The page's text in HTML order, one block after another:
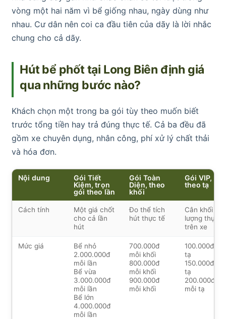
vòng một hai năm vì bể giống nhau, ngày dùng như
nhau. Cư dân nên coi ca đầu tiên của dãy là lời nhắc
chung cho cả dãy.
Hút bể phốt tại Long Biên định giá
qua những bước nào?
Khách chọn một trong ba gói tùy theo muốn biết
trước tổng tiền hay trả đúng thực tế. Cả ba đều đã
gồm xe chuyên dụng, nhân công, phí xử lý chất thải
và hóa đơn.
Nội dung
Gói Tiết
Kiệm, trọn
gói theo lần
Gói Toàn
Diện, theo
khối
Gói VIP,
theo tạ
Cách tính
Một giá chốt
cho cả lần
hút
Đo thể tích
hút thực tế
Cân khối
lượng thực
trên xe
Mức giá
Bể nhỏ
2.000.000đ
mỗi lần
Bể vừa
3.000.000đ
mỗi lần
Bể lớn
4.000.000đ
mỗi lần
700.000đ
mỗi khối
800.000đ
mỗi khối
900.000đ
mỗi khối
100.000đ
tạ
150.000đ
tạ
200.000đ
mỗi tạ